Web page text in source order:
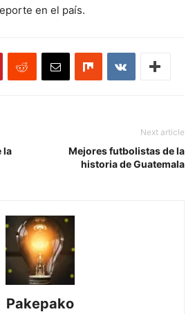
en el país.
la
Next article
Mejores futbolistas de la
historia de Guatemala
Pakepako